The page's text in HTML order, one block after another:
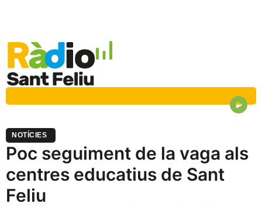
NOTÍCIES
Poc seguiment de la vaga als
centres educatius de Sant
Feliu